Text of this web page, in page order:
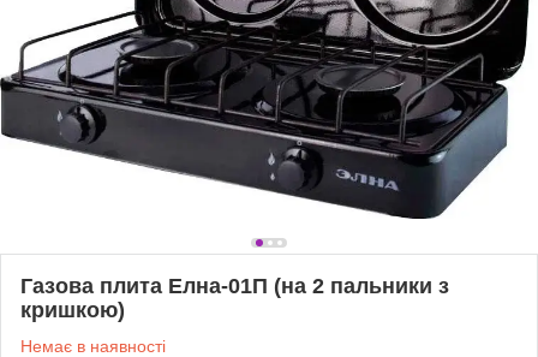
Газова плита Елна-01П (на 2 пальники з
кришкою)
Немає в наявності